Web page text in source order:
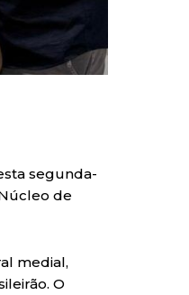
segunda-
de
medial,
O